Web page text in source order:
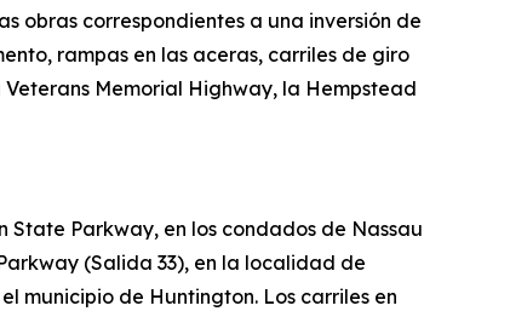
obras correspondientes a una inversión de
rampas en las aceras, carriles de giro
Memorial Highway, la Hempstead
Parkway, en los condados de Nassau
(Salida 33), en la localidad de
municipio de Huntington. Los carriles en